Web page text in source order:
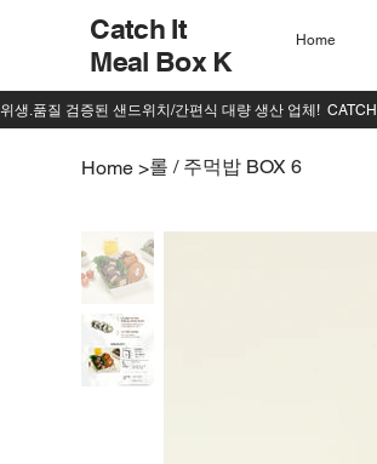
Catch It
Meal Box K
Home
Home >롤 / 주먹밥 BOX 6